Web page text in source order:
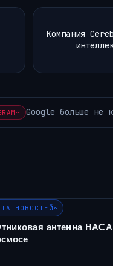
Компания
АРХИВ РУБРИКИ
НОВОСТЕЙ~
антенна